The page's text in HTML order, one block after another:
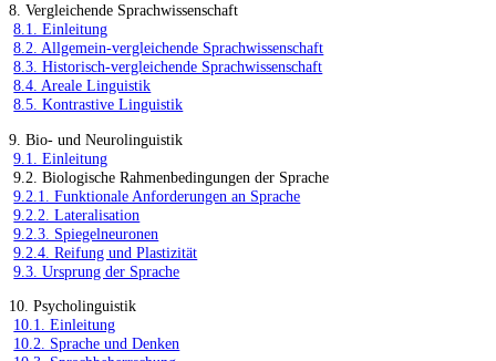
8. Vergleichende Sprachwissenschaft
8.1. Einleitung
8.2. Allgemein-vergleichende Sprachwissenschaft
8.3. Historisch-vergleichende Sprachwissenschaft
8.4. Areale Linguistik
8.5. Kontrastive Linguistik
9. Bio- und Neurolinguistik
9.1. Einleitung
9.2. Biologische Rahmenbedingungen der Sprache
9.2.1. Funktionale Anforderungen an Sprache
9.2.2. Lateralisation
9.2.3. Spiegelneuronen
9.2.4. Reifung und Plastizität
9.3. Ursprung der Sprache
10. Psycholinguistik
10.1. Einleitung
10.2. Sprache und Denken